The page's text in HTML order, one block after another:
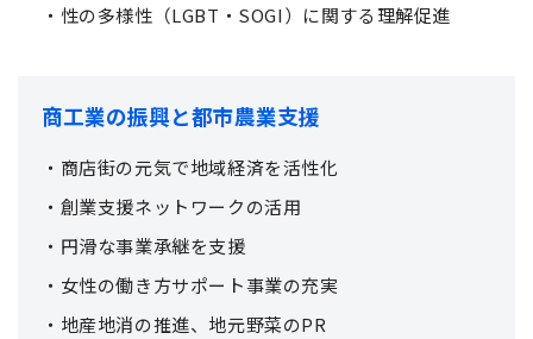
・性の多様性（LGBT・SOGI）に関する理解促進
商工業の振興と都市農業支援
・商店街の元気で地域経済を活性化
・創業支援ネットワークの活用
・円滑な事業承継を支援
・女性の働き方サポート事業の充実
・地産地消の推進、地元野菜のPR